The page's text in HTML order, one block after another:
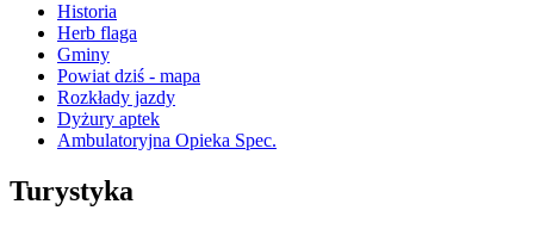
Historia
Herb flaga
Gminy
Powiat dziś - mapa
Rozkłady jazdy
Dyżury aptek
Ambulatoryjna Opieka Spec.
Turystyka